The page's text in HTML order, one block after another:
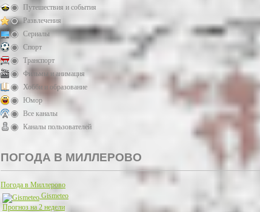
Путешествия и события
Развлечения
Сериалы
Спорт
Транспорт
Фильмы и анимация
Хобби и образование
Юмор
Все каналы
Каналы пользователей
ПОГОДА В МИЛЛЕРОВО
Погода в Миллерово
Gismeteo
Прогноз на 2 недели